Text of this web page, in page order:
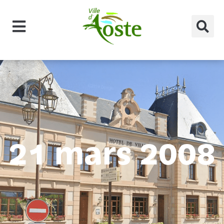
21 mars 2008